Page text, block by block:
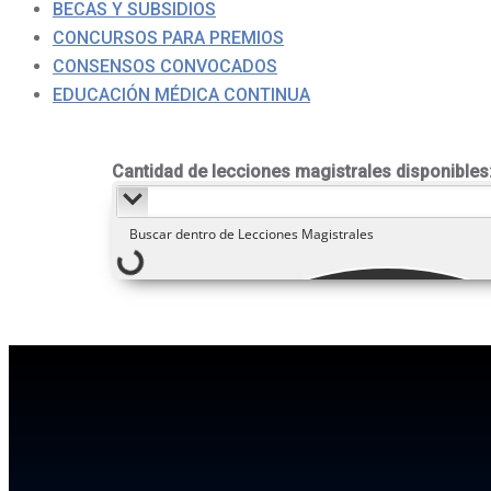
BECAS Y SUBSIDIOS
CONCURSOS PARA PREMIOS
CONSENSOS CONVOCADOS
EDUCACIÓN MÉDICA CONTINUA
Cantidad de lecciones magistrales